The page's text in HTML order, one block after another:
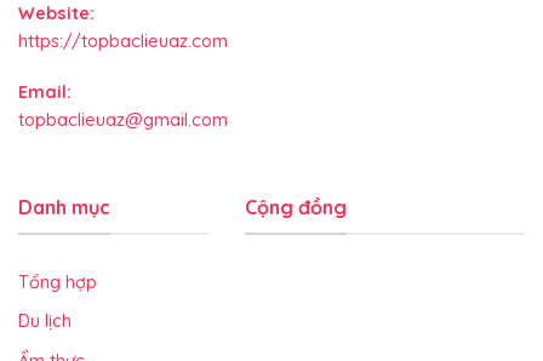
Website:
https://topbaclieuaz.com
Email:
topbaclieuaz@gmail.com
Danh mục
Tổng hợp
Du lịch
Cộng đồng